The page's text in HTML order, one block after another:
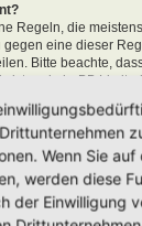
Regeln, die
eine dieser
Bitte beachte,
ist und phpBB Limited
einen
wurdest.
melden?
Wenn Sie auf
werden diese
der Einwilligung